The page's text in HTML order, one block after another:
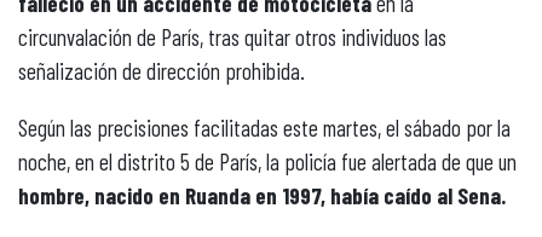
circunvalación de París, tras quitar otros individuos las
señalización de dirección prohibida.
Según las precisiones facilitadas este martes, el sábado por la
noche, en el distrito 5 de París, la policía fue alertada de que un
hombre, nacido en Ruanda en 1997, había caído al Sena.